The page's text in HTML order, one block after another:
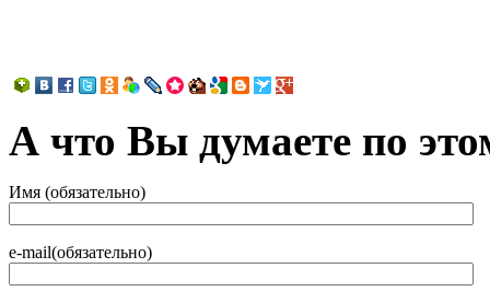
А что Вы думаете по
Имя (обязательно)
e-mail(обязательно)